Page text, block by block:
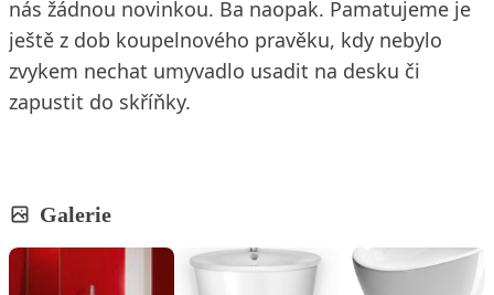
nás žádnou novinkou. Ba naopak. Pamatujeme je
ještě z dob koupelnového pravěku, kdy nebylo
zvykem nechat umyvadlo usadit na desku či
zapustit do skříňky.
Galerie